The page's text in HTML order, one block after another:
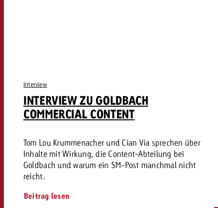
Interview
INTERVIEW ZU GOLDBACH
COMMERCIAL CONTENT
Tom Lou Krummenacher und Cian Via sprechen über
Inhalte mit Wirkung, die Content-Abteilung bei
Goldbach und warum ein SM-Post manchmal nicht
reicht.
Beitrag lesen